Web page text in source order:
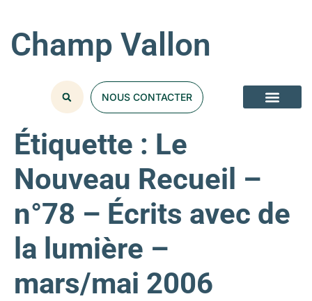
Champ Vallon
NOUS CONTACTER
Étiquette : Le
Nouveau Recueil –
n°78 – Écrits avec de
la lumière –
mars/mai 2006